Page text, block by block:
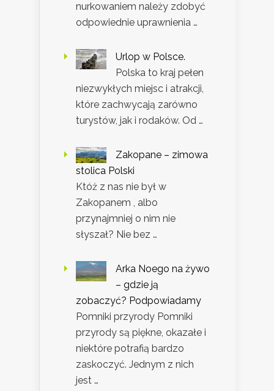
nurkowaniem należy zdobyć
odpowiednie uprawnienia …
Urlop w Polsce.
Polska to kraj pełen
niezwykłych miejsc i atrakcji,
które zachwycają zarówno
turystów, jak i rodaków. Od …
Zakopane – zimowa
stolica Polski
Któż z nas nie był w
Zakopanem , albo
przynajmniej o nim nie
słyszał? Nie bez …
Arka Noego na żywo
– gdzie ją
zobaczyć? Podpowiadamy
Pomniki przyrody Pomniki
przyrody są piękne, okazałe i
niektóre potrafią bardzo
zaskoczyć. Jednym z nich
jest …